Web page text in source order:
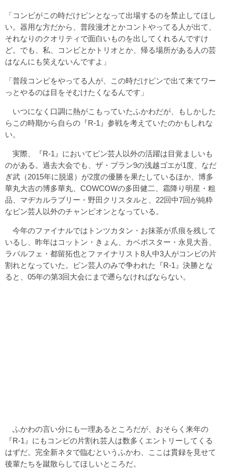
「コンビがこの時だけピンとなって出場するのを禁止してほし
い。器用な方だから、普段漫才とかコントやってる人が出て、
それなりのクオリティで面白いものを出してくれるんですけ
ど。でも、私、コンビとかトリオとか、帰る場所がある人の芸
はなんにも笑えないんですよ」
「普段コンビをやってる人が、この時だけピンで出て来てワー
っとやるのは目をそむけたくなるんです」
いつになく口調に熱がこもっていたふかわだが、もしかした
らこの時期から自らの『R-1』参戦を考えていたのかもしれな
い。
実際、『R-1』においてピン芸人以外の活躍は目覚ましいも
のがある。過去大会でも、ザ・プラン9の浅越ゴエが1度、なだ
ぎ武（2015年に脱退）が2度の優勝を果たしているほか、博多
華丸大吉の博多華丸、COWCOWの多田健二、霜降り明星・粗
品、マヂカルラブリー・野田クリスタルと、22回中7回が純粋
なピン芸人以外のチャンピオンとなっている。
今年のファイナルではトンツカタン・お抹茶が爪痕を残して
いるし、昨年はコットン・きょん、カベポスター・永見大吾、
ラパルフェ・都留拓也とファイナリスト8人中3人がコンビの片
割れとなっていた。ピン芸人のみで争われた『R-1』決勝とな
ると、05年の第3回大会にまで遡らなければならない。
ふかわの言い分にも一理あるところだが、おそらく来年の
『R-1』にもコンビの片割れ芸人は数多くエントリーしてくる
はずだ。完全新ネタで臨むというふかわ、ここは貫録を見せて
後輩たちを蹴散らしてほしいところだ。